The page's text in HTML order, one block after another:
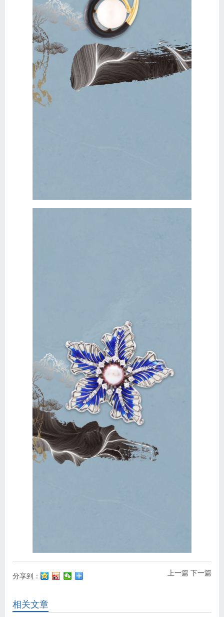
上一篇 下一篇
分享到：
相关文章